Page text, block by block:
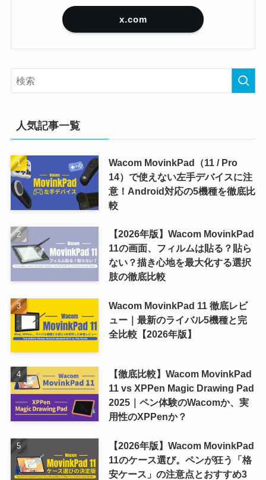
x.com
人気記事一覧
Wacom MovinkPad（11 / Pro
14）で使えない左手デバイスに注
意！Android対応の5機種を徹底比
較
【2026年版】Wacom MovinkPad
11の画面、フィルムは貼る？貼ら
ない？描き心地を最大化する選択
肢の徹底比較
Wacom MovinkPad 11 徹底レビ
ュー｜最新のライバル5機種と完
全比較【2026年版】
【徹底比較】Wacom MovinkPad
11 vs XPPen Magic Drawing Pad
2025｜ペン体験のWacomか、実
用性のXPPenか？
【2026年版】Wacom MovinkPad
11のケース選び。ペンが狂う「格
安ケース」の注意点とおすすめ3